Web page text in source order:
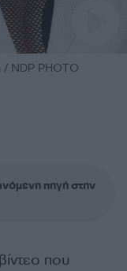
/ NDP PHOTO
πηγή στην
που